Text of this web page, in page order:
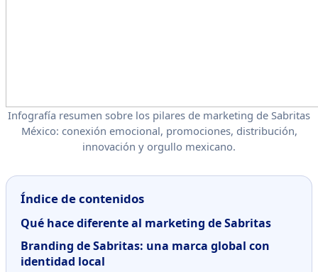
Infografía resumen sobre los pilares de marketing de Sabritas
México: conexión emocional, promociones, distribución,
innovación y orgullo mexicano.
Índice de contenidos
Qué hace diferente al marketing de Sabritas
Branding de Sabritas: una marca global con
identidad local